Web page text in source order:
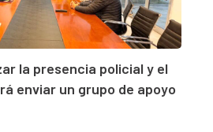
la presencia policial y el
enviar un grupo de apoyo